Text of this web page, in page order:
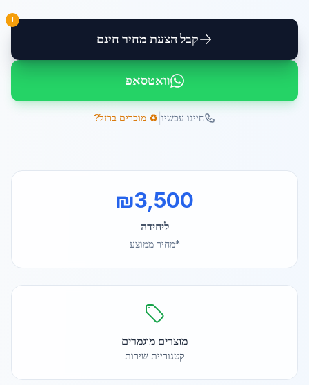
קבל הצעת מחיר חינם
!
וואטסאפ
חייגו עכשיו ♻️ מוכרים ברזל?
₪3,500
ליחידה
*מחיר ממוצע
מוצרים מוגמרים
קטגוריית שירות